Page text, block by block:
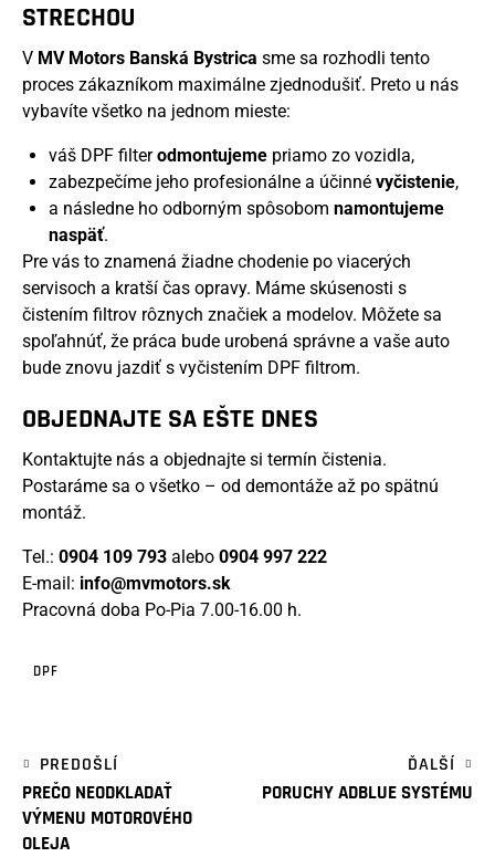
STRECHOU
V MV Motors Banská Bystrica sme sa rozhodli tento
proces zákazníkom maximálne zjednodušiť. Preto u nás
vybavíte všetko na jednom mieste:
váš DPF filterodmontujeme priamo zo vozidla,
zabezpečíme jeho profesionálne a účinné vyčistenie,
a následne ho odborným spôsobom namontujeme
naspäť.
Pre vás to znamená žiadne chodenie po viacerých
servisoch a kratší čas opravy. Máme skúsenosti s
čistením filtrov rôznych značiek a modelov. Môžete sa
spoľahnúť, že práca bude urobená správne a vaše auto
bude znovu jazdiť s vyčistením DPF filtrom.
OBJEDNAJTE SA EŠTE DNES
Kontaktujte nás a objednajte si termín čistenia.
Postaráme sa o všetko – od demontáže až po spätnú
montáž.
Tel.: 0904 109 793 alebo 0904 997 222
E-mail: info@mvmotors.sk
Pracovná doba Po-Pia 7.00-16.00 h.
DPF
PREDOŠLÍ
PREČO NEODKLADAŤ
VÝMENU MOTOROVÉHO
OLEJA
ĎALŠÍ
PORUCHY ADBLUE SYSTÉMU